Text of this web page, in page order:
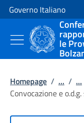
Vai al contenuto
Vai alla navigazione del
Governo Italiano
le
Homepage / ... / ...
Convocazione e